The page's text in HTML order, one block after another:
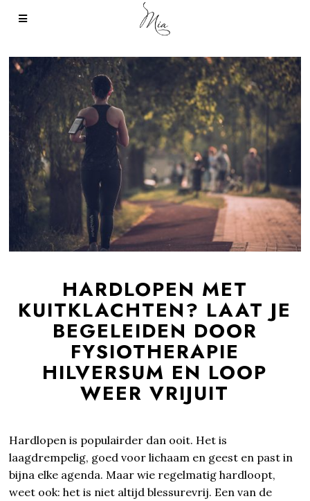
HARDLOPEN MET
KUITKLACHTEN? LAAT JE
BEGELEIDEN DOOR
FYSIOTHERAPIE
HILVERSUM EN LOOP
WEER VRIJUIT
Hardlopen is populairder dan ooit. Het is
laagdrempelig, goed voor lichaam en geest en past in
bijna elke agenda. Maar wie regelmatig hardloopt,
weet ook: het is niet altijd blessurevrij. Een van de